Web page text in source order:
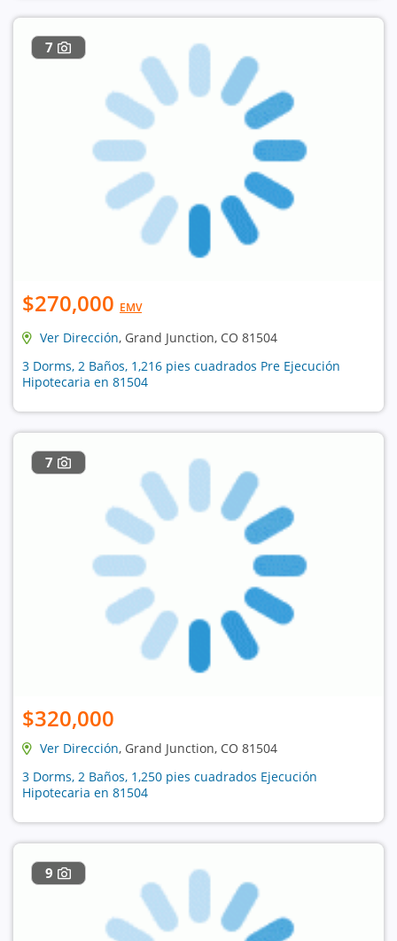
7
$270,000 EMV
Ver Dirección, Grand Junction, CO 81504
3 Dorms, 2 Baños, 1,216 pies cuadrados Pre Ejecución
Hipotecaria en 81504
7
$320,000
Ver Dirección, Grand Junction, CO 81504
3 Dorms, 2 Baños, 1,250 pies cuadrados Ejecución
Hipotecaria en 81504
9